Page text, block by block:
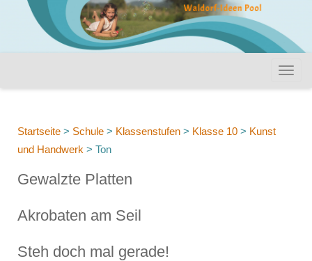
Startseite > Schule > Klassenstufen > Klasse 10 > Kunst
und Handwerk > Ton
Gewalzte Platten
Akrobaten am Seil
Steh doch mal gerade!